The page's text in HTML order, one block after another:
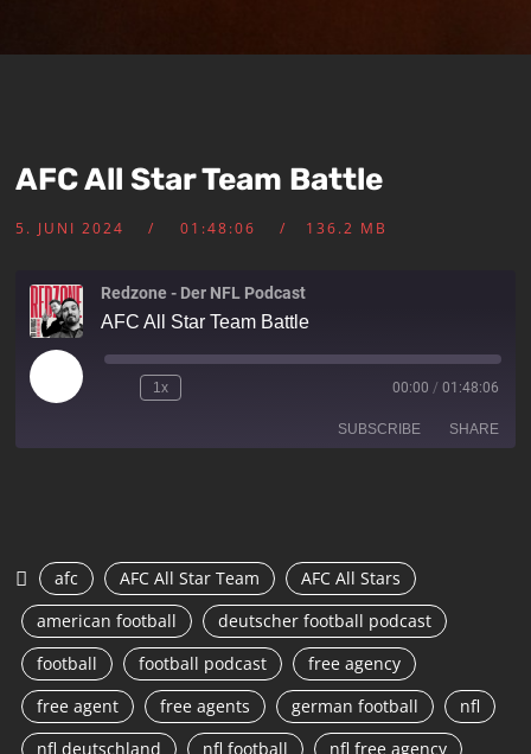
AFC All Star Team Battle
5. JUNI 2024 01:48:06 136.2 MB
Redzone - Der NFL Podcast
AFC All Star Team Battle
1x 00:00 / 01:48:06
SUBSCRIBE SHARE
EMBED
afc AFC All Star Team
AFC All Stars
american football
deutscher football podcast
football
football podcast
free agency
free agent
free agents german football
nfl
nfl deutschland
nfl football nfl free agency